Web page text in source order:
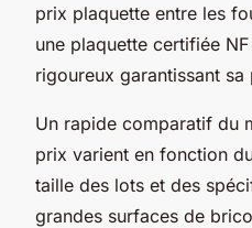
prix plaquette entre les
une plaquette certifiée
rigoureux garantissant sa
Un rapide comparatif du
prix varient en fonction
taille des lots et des
grandes surfaces de